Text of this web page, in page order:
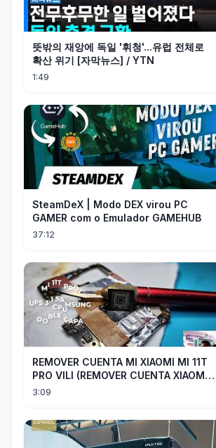
뜻밖의 재앙에 독일 '휘청'...유럽 전체로
확산 위기 [자막뉴스] / YTN
1:49
SteamDeX | Modo DEX virou PC
GAMER com o Emulador GAMEHUB
37:12
REMOVER CUENTA MI XIAOMI MI 11T
PRO VILI (REMOVER CUENTA XIAOMI
CUALQUIER XIAOMI CON EASY JTAG)
3:09